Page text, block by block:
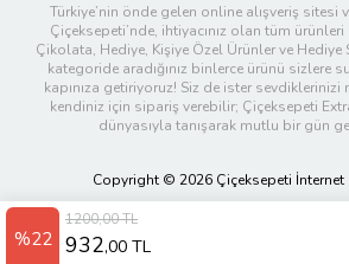
%22
1200,00 TL
932,00 TL
Türkiye’nin önde gelen online alışveriş sitesi
Çiçeksepeti’nde, ihtiyacınız olan tüm
Çikolata, Hediye, Kişiye Özel Ürünler ve Hediye
kategoride aradığınız binlerce ürünü sizlere
kapınıza getiriyoruz! Siz de ister
kendiniz için sipariş verebilir; Çiçeksepeti
dünyasıyla tanışarak mutlu bir gün
Copyright © 2026 Çiçeksepeti İnternet